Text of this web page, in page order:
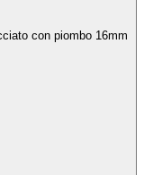
con piombo 16mm